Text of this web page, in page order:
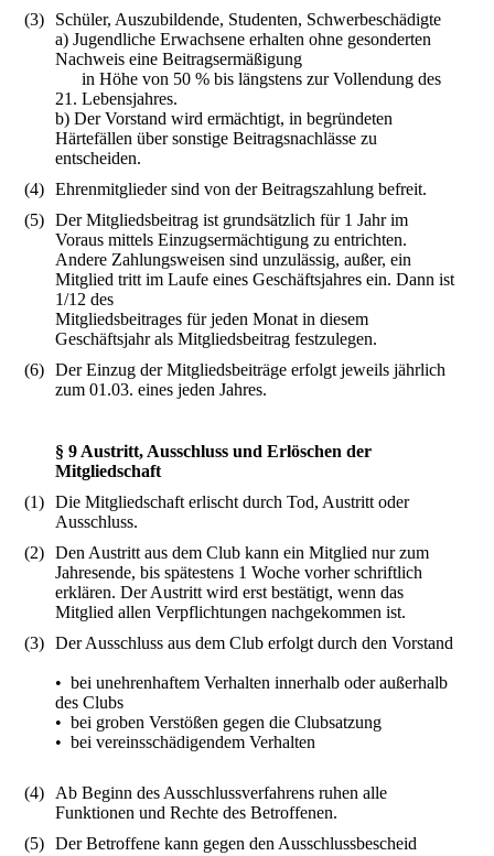
(3)
Schüler, Auszubildende, Studenten, Schwerbeschädigte
a) Jugendliche Erwachsene erhalten ohne gesonderten
Nachweis eine Beitragsermäßigung
in Höhe von 50 % bis längstens zur Vollendung des
21. Lebensjahres.
b) Der Vorstand wird ermächtigt, in begründeten
Härtefällen über sonstige Beitragsnachlässe zu
entscheiden.
(4)
Ehrenmitglieder sind von der Beitragszahlung befreit.
(5)
Der Mitgliedsbeitrag ist grundsätzlich für 1 Jahr im
Voraus mittels Einzugsermächtigung zu entrichten.
Andere Zahlungsweisen sind unzulässig, außer, ein
Mitglied tritt im Laufe eines Geschäftsjahres ein. Dann ist
1/12 des
Mitgliedsbeitrages für jeden Monat in diesem
Geschäftsjahr als Mitgliedsbeitrag festzulegen.
(6)
Der Einzug der Mitgliedsbeiträge erfolgt jeweils jährlich
zum 01.03. eines jeden Jahres.
§ 9 Austritt, Ausschluss und Erlöschen der
Mitgliedschaft
(1)
Die Mitgliedschaft erlischt durch Tod, Austritt oder
Ausschluss.
(2)
Den Austritt aus dem Club kann ein Mitglied nur zum
Jahresende, bis spätestens 1 Woche vorher schriftlich
erklären. Der Austritt wird erst bestätigt, wenn das
Mitglied allen Verpflichtungen nachgekommen ist.
(3)
Der Ausschluss aus dem Club erfolgt durch den Vorstand
• bei unehrenhaftem Verhalten innerhalb oder außerhalb
des Clubs
• bei groben Verstößen gegen die Clubsatzung
• bei vereinsschädigendem Verhalten
(4)
Ab Beginn des Ausschlussverfahrens ruhen alle
Funktionen und Rechte des Betroffenen.
(5)
Der Betroffene kann gegen den Ausschlussbescheid